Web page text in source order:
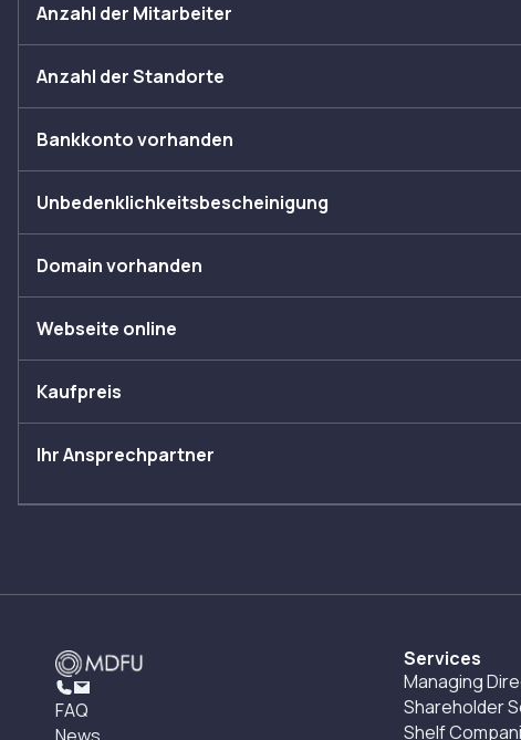
Anzahl der Mitarbeiter
Anzahl der Standorte
Bankkonto vorhanden
Unbedenklichkeitsbescheinigung
Domain vorhanden
Webseite online
Kaufpreis
Ihr Ansprechpartner
FAQ
Services
Managing
Shareholder
Shelf